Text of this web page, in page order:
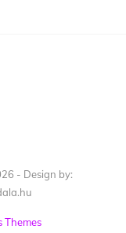
- Design by:
Themes